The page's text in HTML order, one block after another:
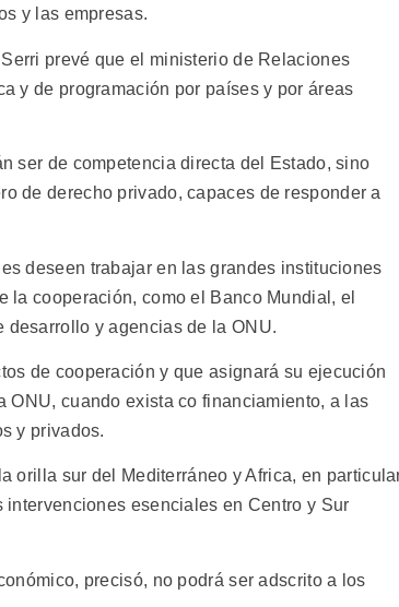
y las empresas.
prevé que el ministerio de Relaciones
y de programación por países y por áreas
ser de competencia directa del Estado, sino
de derecho privado, capaces de responder a
deseen trabajar en las grandes instituciones
la cooperación, como el Banco Mundial, el
desarrollo y agencias de la ONU.
de cooperación y que asignará su ejecución
cuando exista co financiamiento, a las
y privados.
orilla sur del Mediterráneo y Africa, en
esenciales en Centro y Sur
precisó, no podrá ser adscrito a los